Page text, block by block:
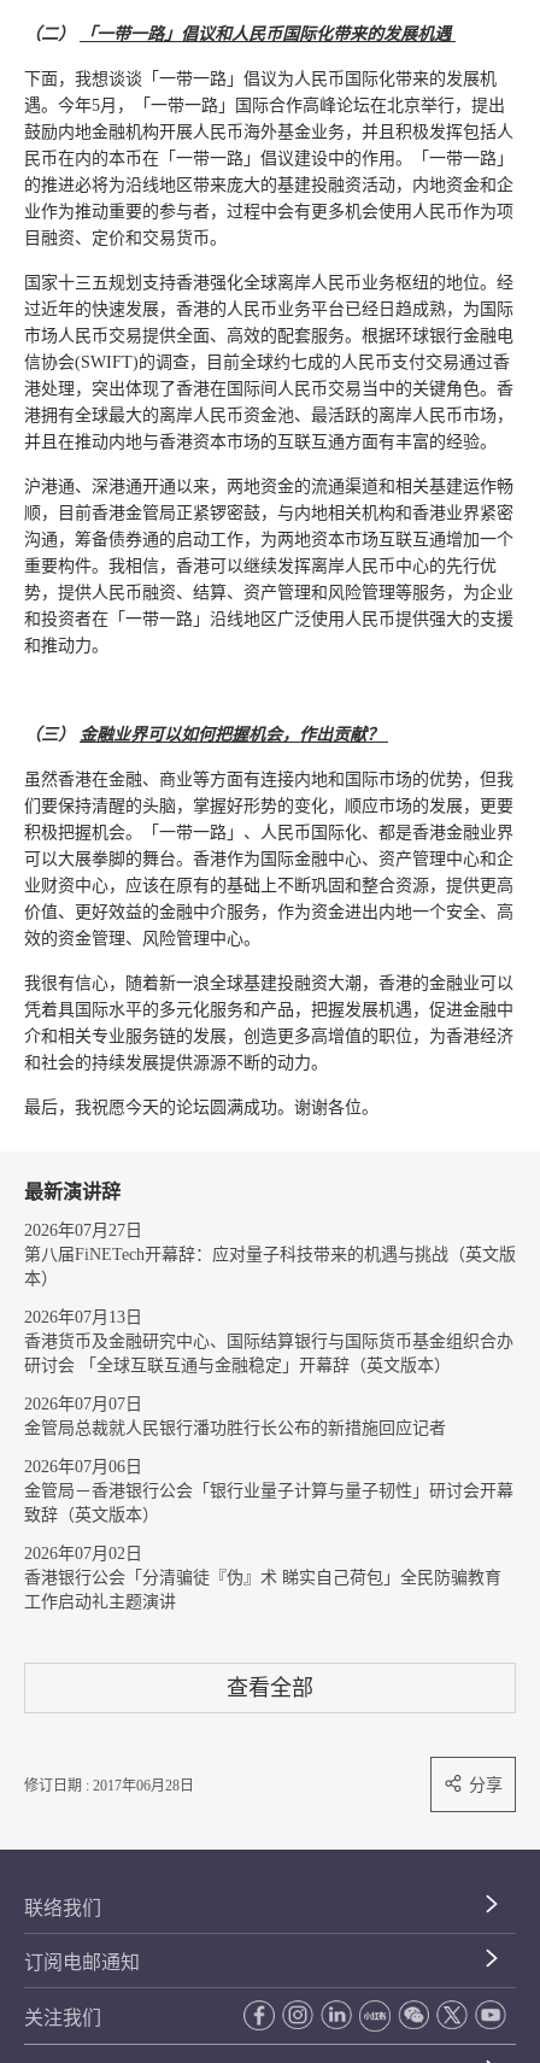
（二） 「一带一路」倡议和人民币国际化带来的发展机遇
下面，我想谈谈「一带一路」倡议为人民币国际化带来的发展机
遇。今年5月，「一带一路」国际合作高峰论坛在北京举行，提出
鼓励内地金融机构开展人民币海外基金业务，并且积极发挥包括人
民币在内的本币在「一带一路」倡议建设中的作用。「一带一路」
的推进必将为沿线地区带来庞大的基建投融资活动，内地资金和企
业作为推动重要的参与者，过程中会有更多机会使用人民币作为项
目融资、定价和交易货币。
国家十三五规划支持香港强化全球离岸人民币业务枢纽的地位。经
过近年的快速发展，香港的人民币业务平台已经日趋成熟，为国际
市场人民币交易提供全面、高效的配套服务。根据环球银行金融电
信协会(SWIFT)的调查，目前全球约七成的人民币支付交易通过香
港处理，突出体现了香港在国际间人民币交易当中的关键角色。香
港拥有全球最大的离岸人民币资金池、最活跃的离岸人民币市场，
并且在推动内地与香港资本市场的互联互通方面有丰富的经验。
沪港通、深港通开通以来，两地资金的流通渠道和相关基建运作畅
顺，目前香港金管局正紧锣密鼓，与内地相关机构和香港业界紧密
沟通，筹备债券通的启动工作，为两地资本市场互联互通增加一个
重要构件。我相信，香港可以继续发挥离岸人民币中心的先行优
势，提供人民币融资、结算、资产管理和风险管理等服务，为企业
和投资者在「一带一路」沿线地区广泛使用人民币提供强大的支援
和推动力。
（三） 金融业界可以如何把握机会，作出贡献？
虽然香港在金融、商业等方面有连接内地和国际市场的优势，但我
们要保持清醒的头脑，掌握好形势的变化，顺应市场的发展，更要
积极把握机会。「一带一路」、人民币国际化、都是香港金融业界
可以大展拳脚的舞台。香港作为国际金融中心、资产管理中心和企
业财资中心，应该在原有的基础上不断巩固和整合资源，提供更高
价值、更好效益的金融中介服务，作为资金进出内地一个安全、高
效的资金管理、风险管理中心。
我很有信心，随着新一浪全球基建投融资大潮，香港的金融业可以
凭着具国际水平的多元化服务和产品，把握发展机遇，促进金融中
介和相关专业服务链的发展，创造更多高增值的职位，为香港经济
和社会的持续发展提供源源不断的动力。
最后，我祝愿今天的论坛圆满成功。谢谢各位。
最新演讲辞
2026年07月27日
第八届FiNETech开幕辞：应对量子科技带来的机遇与挑战（英文版
本）
2026年07月13日
香港货币及金融研究中心、国际结算银行与国际货币基金组织合办
研讨会 「全球互联互通与金融稳定」开幕辞（英文版本）
2026年07月07日
金管局总裁就人民银行潘功胜行长公布的新措施回应记者
2026年07月06日
金管局－香港银行公会「银行业量子计算与量子韧性」研讨会开幕
致辞（英文版本）
2026年07月02日
香港银行公会「分清骗徒『伪』术 睇实自己荷包」全民防骗教育
工作启动礼主题演讲
查看全部
修订日期 : 2017年06月28日 分享
联络我们
订阅电邮通知
关注我们